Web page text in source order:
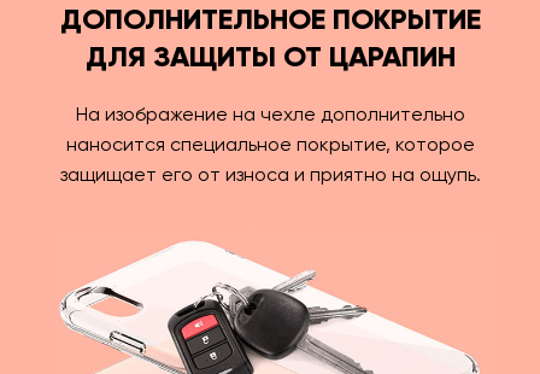
ДОПОЛНИТЕЛЬНОЕ ПОКРЫТИЕ
ДЛЯ ЗАЩИТЫ ОТ ЦАРАПИН
На изображение на чехле дополнительно
наносится специальное покрытие, которое
защищает его от износа и приятно на ощупь.